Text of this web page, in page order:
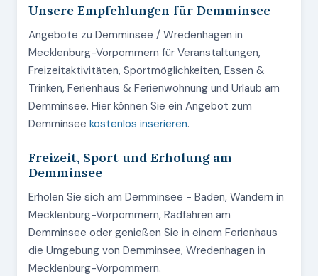
Unsere Empfehlungen für Demminsee
Angebote zu Demminsee / Wredenhagen in
Mecklenburg-Vorpommern für Veranstaltungen,
Freizeitaktivitäten, Sportmöglichkeiten, Essen &
Trinken, Ferienhaus & Ferienwohnung und Urlaub am
Demminsee. Hier können Sie ein Angebot zum
Demminsee kostenlos inserieren.
Freizeit, Sport und Erholung am
Demminsee
Erholen Sie sich am Demminsee - Baden, Wandern in
Mecklenburg-Vorpommern, Radfahren am
Demminsee oder genießen Sie in einem Ferienhaus
die Umgebung von Demminsee, Wredenhagen in
Mecklenburg-Vorpommern.